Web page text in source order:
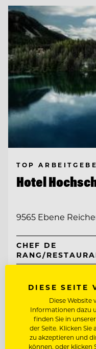
TOP
Hotel
9565 Ebene
CHEF DE
RANG/
Entdecke alle Jobs
DIESE SEITE
Diese Website
Informationen dazu
finden Sie in
der Seite. Klicken Sie
zu akzeptieren und
können, oder klicken